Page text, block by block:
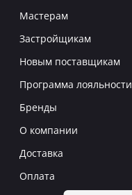
Мастерам
Застройщикам
Новым поставщикам
Программа лояльности
Бренды
О компании
Доставка
Оплата